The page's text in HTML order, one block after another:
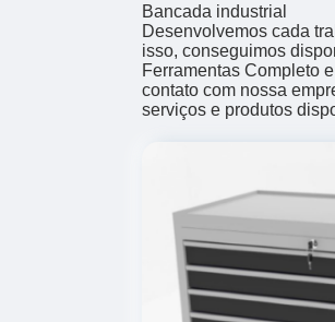
Bancada industrial
Desenvolvemos cada
isso, conseguimos
Ferramentas Completo
contato com nossa
serviços e produtos